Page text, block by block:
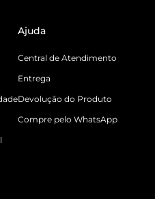
Ajuda
Central de Atendimento
Entrega
Devolução do Produto
Compre pelo WhatsApp